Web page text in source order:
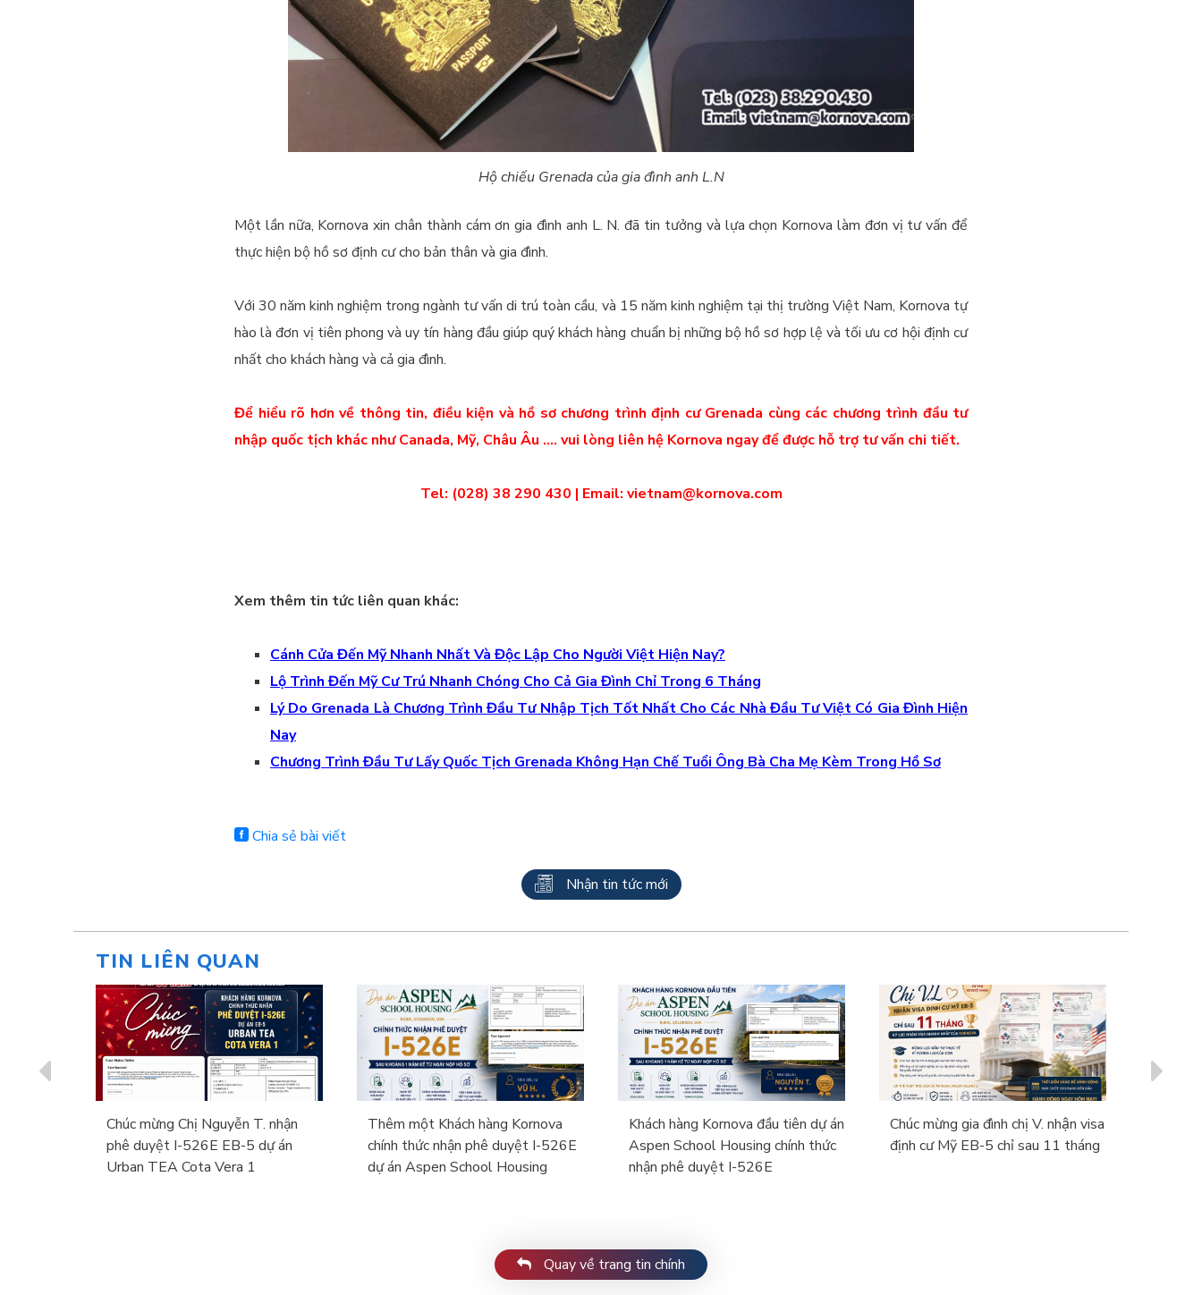
Hộ chiếu Grenada của gia đình anh L.N
Một lần nữa, Kornova xin chân thành cám ơn gia đình anh L. N. đã tin tưởng và lựa chọn Kornova làm đơn vị tư vấn để
thực hiện bộ hồ sơ định cư cho bản thân và gia đình.
Với 30 năm kinh nghiệm trong ngành tư vấn di trú toàn cầu, và 15 năm kinh nghiệm tại thị trường Việt Nam, Kornova tự
hào là đơn vị tiên phong và uy tín hàng đầu giúp quý khách hàng chuẩn bị những bộ hồ sơ hợp lệ và tối ưu cơ hội định cư
nhất cho khách hàng và cả gia đình.
Để hiểu rõ hơn về thông tin, điều kiện và hồ sơ chương trình định cư Grenada cùng các chương trình đầu tư
nhập quốc tịch khác như Canada, Mỹ, Châu Âu …. vui lòng liên hệ Kornova ngay để được hỗ trợ tư vấn chi tiết.
Tel: (028) 38 290 430 | Email: vietnam@kornova.com
Xem thêm tin tức liên quan khác:
Cánh Cửa Đến Mỹ Nhanh Nhất Và Độc Lập Cho Người Việt Hiện Nay?
Lộ Trình Đến Mỹ Cư Trú Nhanh Chóng Cho Cả Gia Đình Chỉ Trong 6 Tháng
Lý Do Grenada Là Chương Trình Đầu Tư Nhập Tịch Tốt Nhất Cho Các Nhà Đầu Tư Việt Có Gia Đình Hiện
Nay
Chương Trình Đầu Tư Lấy Quốc Tịch Grenada Không Hạn Chế Tuổi Ông Bà Cha Mẹ Kèm Trong Hồ Sơ
Chia sẻ bài viết
Nhận tin tức mới
TIN LIÊN QUAN
Chúc mừng Chị Nguyễn T. nhận
phê duyệt I-526E EB-5 dự án
Urban TEA Cota Vera 1
Thêm một Khách hàng Kornova
chính thức nhận phê duyệt I-526E
dự án Aspen School Housing
Khách hàng Kornova đầu tiên dự án
Aspen School Housing chính thức
nhận phê duyệt I-526E
Chúc mừng gia đình chị V. nhận visa
định cư Mỹ EB-5 chỉ sau 11 tháng
Quay về trang tin chính